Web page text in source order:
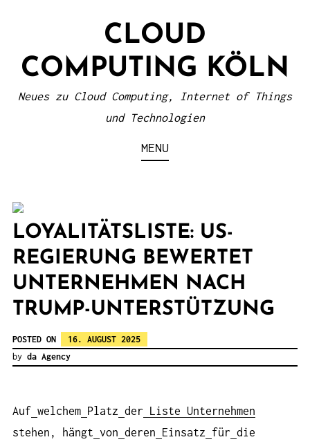
CLOUD
COMPUTING KÖLN
Neues zu Cloud Computing, Internet of Things
und Technologien
MENU
LOYALITÄTSLISTE: US-
REGIERUNG BEWERTET
UNTERNEHMEN NACH
TRUMP-UNTERSTÜTZUNG
POSTED ON
16. AUGUST 2025
by da Agency
Auf welchem Platz der Liste Unternehmen
stehen, hängt von deren Einsatz für die